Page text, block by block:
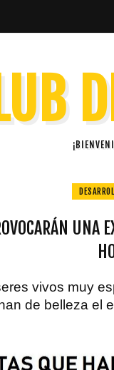
UNA
vivos muy
de belleza el